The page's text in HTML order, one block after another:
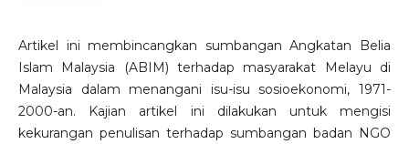
Artikel ini membincangkan sumbangan Angkatan Belia
Islam Malaysia (ABIM) terhadap masyarakat Melayu di
Malaysia dalam menangani isu-isu sosioekonomi, 1971-
2000-an. Kajian artikel ini dilakukan untuk mengisi
kekurangan penulisan terhadap sumbangan badan NGO